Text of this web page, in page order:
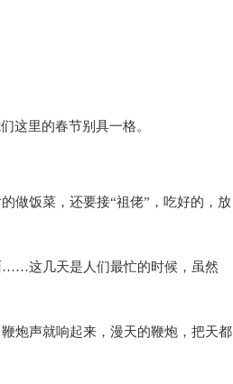
这里的春节别具一格。
做饭菜，还要接“祖佬”，吃好的，放
……这几天是人们最忙的时候，虽然
炮声就响起来，漫天的鞭炮，把天都